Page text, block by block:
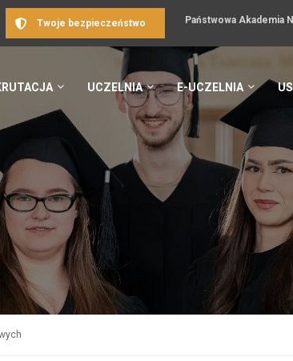
Państwowa Akademia
Twoje bezpieczeństwo
UCZELNIA E-UCZELNIA